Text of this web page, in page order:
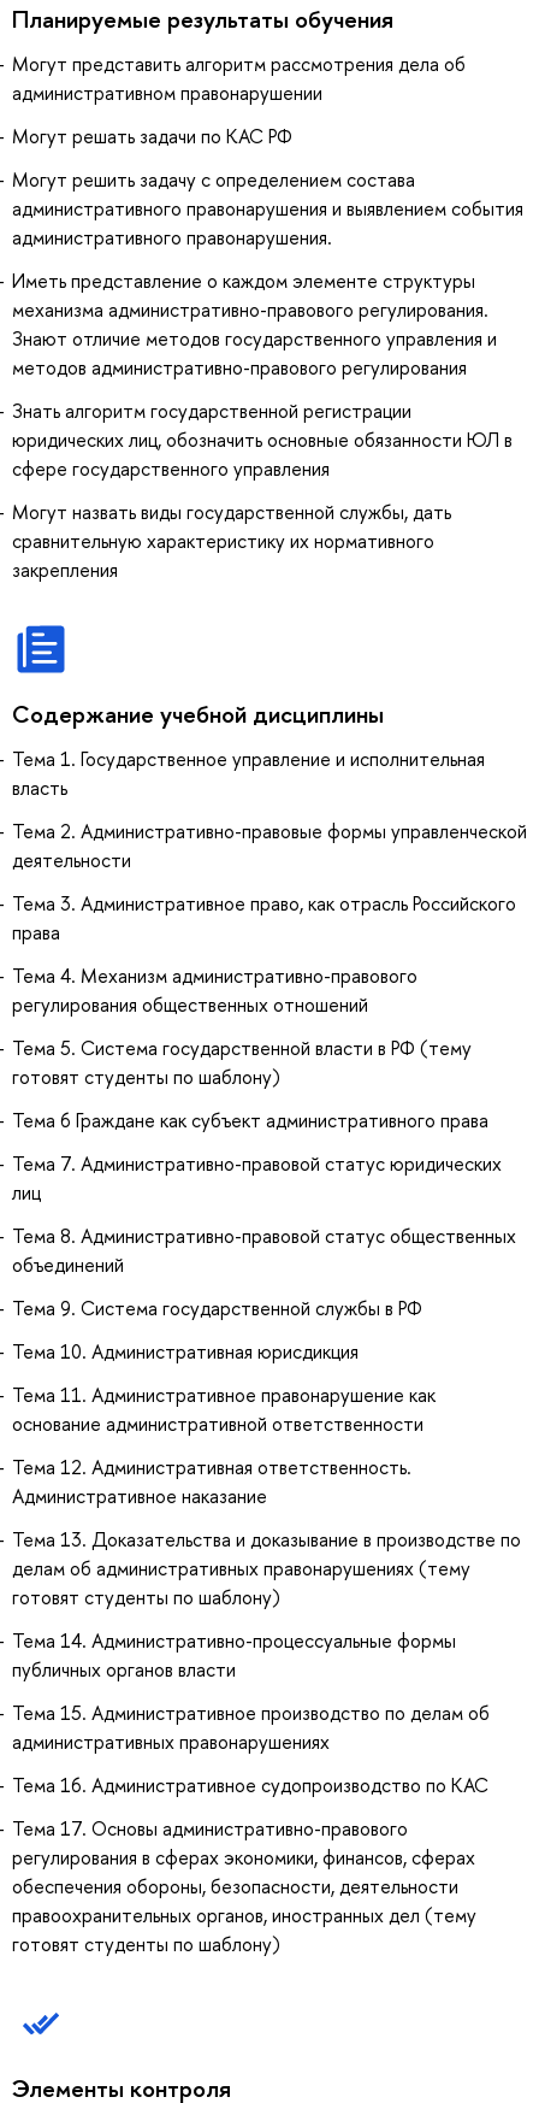
Планируемые результаты обучения
Могут представить алгоритм рассмотрения дела об
административном правонарушении
Могут решать задачи по КАС РФ
Могут решить задачу с определением состава
административного правонарушения и выявлением события
административного правонарушения.
Иметь представление о каждом элементе структуры
механизма административно-правового регулирования.
Знают отличие методов государственного управления и
методов административно-правового регулирования
Знать алгоритм государственной регистрации
юридических лиц, обозначить основные обязанности ЮЛ в
сфере государственного управления
Могут назвать виды государственной службы, дать
сравнительную характеристику их нормативного
закрепления
Содержание учебной дисциплины
Тема 1. Государственное управление и исполнительная
власть
Тема 2. Административно-правовые формы управленческой
деятельности
Тема 3. Административное право, как отрасль Российского
права
Тема 4. Механизм административно-правового
регулирования общественных отношений
Тема 5. Система государственной власти в РФ (тему
готовят студенты по шаблону)
Тема 6 Граждане как субъект административного права
Тема 7. Административно-правовой статус юридических
лиц
Тема 8. Административно-правовой статус общественных
объединений
Тема 9. Система государственной службы в РФ
Тема 10. Административная юрисдикция
Тема 11. Административное правонарушение как
основание административной ответственности
Тема 12. Административная ответственность.
Административное наказание
Тема 13. Доказательства и доказывание в производстве по
делам об административных правонарушениях (тему
готовят студенты по шаблону)
Тема 14. Административно-процессуальные формы
публичных органов власти
Тема 15. Административное производство по делам об
административных правонарушениях
Тема 16. Административное судопроизводство по КАС
Тема 17. Основы административно-правового
регулирования в сферах экономики, финансов, сферах
обеспечения обороны, безопасности, деятельности
правоохранительных органов, иностранных дел (тему
готовят студенты по шаблону)
Элементы контроля